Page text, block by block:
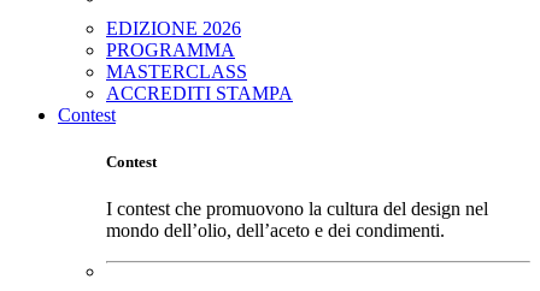
EDIZIONE 2026
PROGRAMMA
MASTERCLASS
ACCREDITI STAMPA
Contest
Contest
I contest che promuovono la cultura del design nel
mondo dell’olio, dell’aceto e dei condimenti.